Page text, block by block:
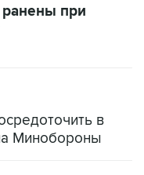
при
в
Минобороны